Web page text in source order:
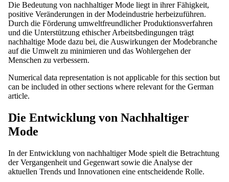
Die Bedeutung von nachhaltiger Mode liegt in ihrer Fähigkeit,
positive Veränderungen in der Modeindustrie herbeizuführen.
Durch die Förderung umweltfreundlicher Produktionsverfahren
und die Unterstützung ethischer Arbeitsbedingungen trägt
nachhaltige Mode dazu bei, die Auswirkungen der Modebranche
auf die Umwelt zu minimieren und das Wohlergehen der
Menschen zu verbessern.
Numerical data representation is not applicable for this section but
can be included in other sections where relevant for the German
article.
Die Entwicklung von Nachhaltiger
Mode
In der Entwicklung von nachhaltiger Mode spielt die Betrachtung
der Vergangenheit und Gegenwart sowie die Analyse der
aktuellen Trends und Innovationen eine entscheidende Rolle.